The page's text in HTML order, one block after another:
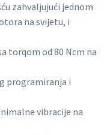
zahvaljujući jednom
na svijetu, i
torqom od 80 Ncm na
programiranja i
vibracije na